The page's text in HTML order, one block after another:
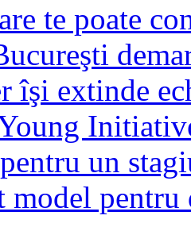
te poate
îşi extinde
un
model